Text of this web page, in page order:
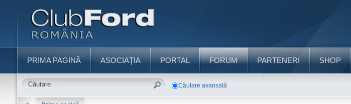
PRIMA PAGINĂ ASOCIAŢIA PORTAL FORUM PARTENERI SHOP
Căutare avansată